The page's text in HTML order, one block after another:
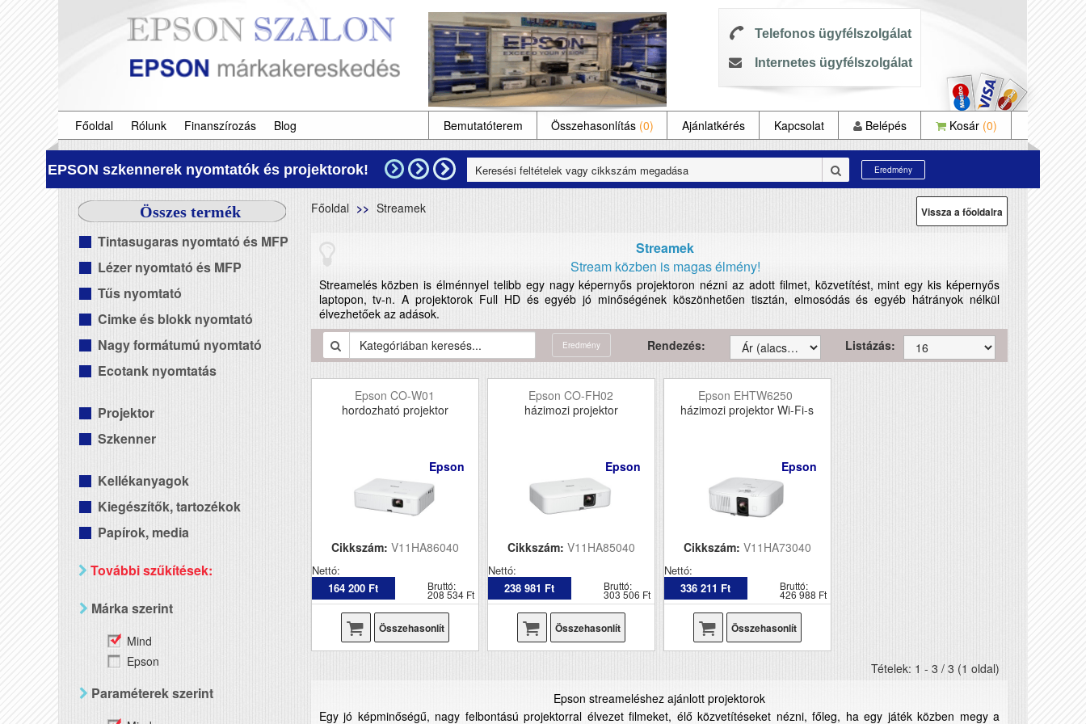
Telefonos ügyfélszolgálat
Internetes ügyfélszolgálat
Főoldal Rólunk Finanszírozás Blog Bemutatóterem Összehasonlítás (0) Ajánlatkérés Kapcsolat Belépés Kosár (0)
EPSON szkennerek nyomtatók és projektorok! Eredmény
Összes termék
Tintasugaras nyomtató és MFP
Lézer nyomtató és MFP
Tűs nyomtató
Cimke és blokk nyomtató
Nagy formátumú nyomtató
Ecotank nyomtatás
Projektor
Szkenner
Kellékanyagok
Kiegészítők, tartozékok
Papírok, media
További szűkítések:
Márka szerint
Mind
Epson
Paraméterek szerint
Főoldal Streamek Vissza a főoldalra
Streamek
Stream közben is magas élmény!
Streamelés közben is élménnyel telibb egy nagy képernyős projektoron nézni az adott filmet, közvetítést, mint egy kis képernyős
laptopon, tv-n. A projektorok Full HD és egyéb jó minőségének köszönhetően tisztán, elmosódás és egyéb hátrányok nélkül
élvezhetőek az adások.
Eredmény Rendezés: Listázás:
Epson CO-W01
hordozható projektor
Epson
Cikkszám: V11HA86040
Nettó:
164 200 Ft
Bruttó:
208 534 Ft
Összehasonlít
Epson CO-FH02
házimozi projektor
Epson
Cikkszám: V11HA85040
Nettó:
238 981 Ft
Bruttó:
303 506 Ft
Összehasonlít
Epson EHTW6250
házimozi projektor Wi-Fi-s
Epson
Cikkszám: V11HA73040
Nettó:
336 211 Ft
Bruttó:
426 988 Ft
Összehasonlít
Tételek: 1 - 3 / 3 (1 oldal)
Epson streameléshez ajánlott projektorok
Egy jó képminőségű, nagy felbontású projektorral élvezet filmeket, élő közvetítéseket nézni, főleg, ha egy játék közben megy a